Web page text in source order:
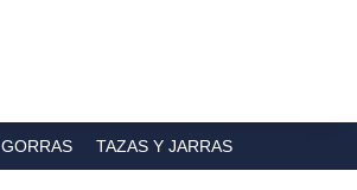
GORRAS TAZAS Y JARRAS